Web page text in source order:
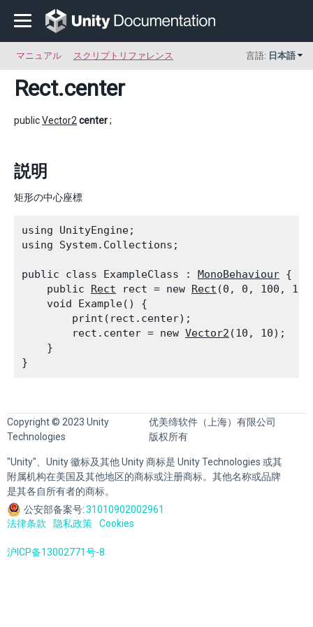
マニュアル スクリプトリファレンス 言語: 日本語
Rect.center
publicVector2 center;
説明
矩形の中心座標
using UnityEngine;
using System.Collections;
public class ExampleClass : MonoBehaviour {
    public
Rect rect = new Rect (0, 0, 100,
    void Example() {
        print(rect.center);
        rect.center = new
Vector2 (10, 10);
    }
Copyright © 2023 Unity
Technologies
优美缔软件（上海）有限公司
版权所有
"Unity"、Unity 徽标及其他 Unity 商标是 Unity Technologies 或其
附属机构在美国及其他地区的商标或注册商标。其他名称或品牌
是其各自所有者的商标。
公安部备案号:31010902002961
法律条款
隐私政策 Cookies
沪ICP备13002771号-8